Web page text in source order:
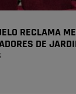
RECLAMA
DE